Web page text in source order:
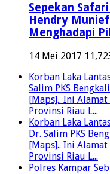
Sepekan
Hendry
Menghadapi
14 Mei 2017
Korban Laka
Salim PKS
[Maps].. Ini
Provinsi Riau L...
Korban Laka
Dr. Salim PKS
[Maps].. Ini
Provinsi Riau L...
Polres Kampar